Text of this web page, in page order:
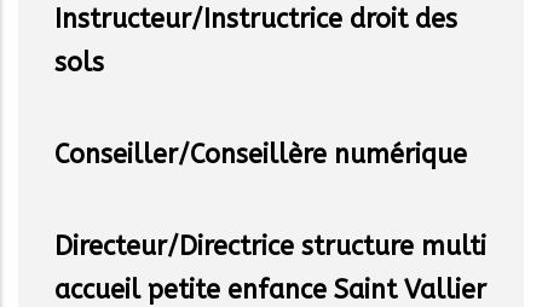
Instructeur/Instructrice droit des
sols
Conseiller/Conseillère numérique
Directeur/Directrice structure multi
accueil petite enfance Saint Vallier